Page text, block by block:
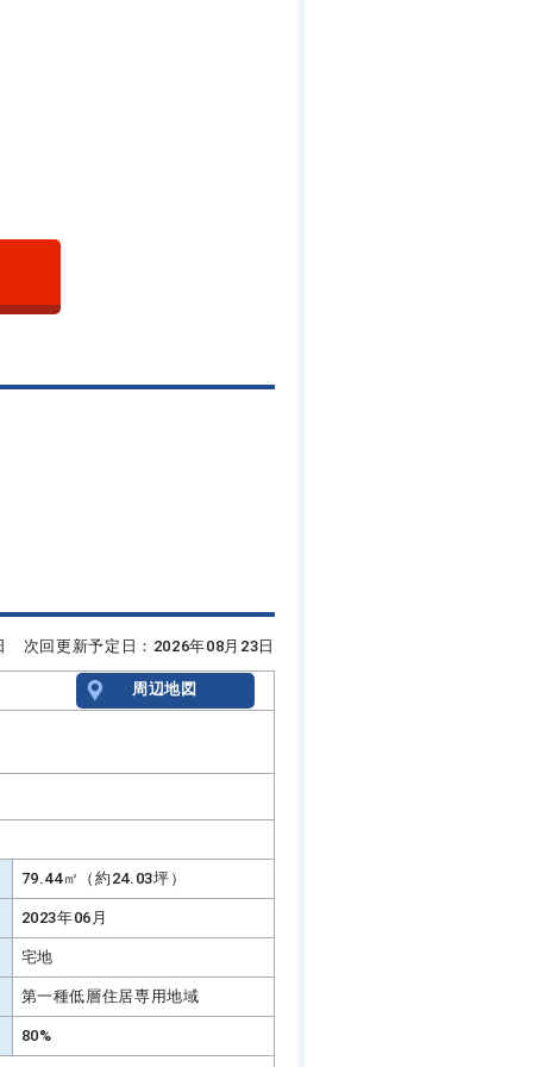
次回更新予定日：2026年08月23日
周辺地図
79.44㎡（約24.03坪）
2023年06月
宅地
第一種低層住居専用地域
80%